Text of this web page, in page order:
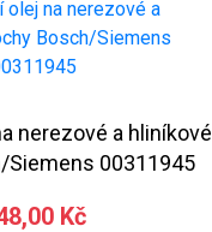
nerezové a hliníkové
Siemens 00311945
Kč